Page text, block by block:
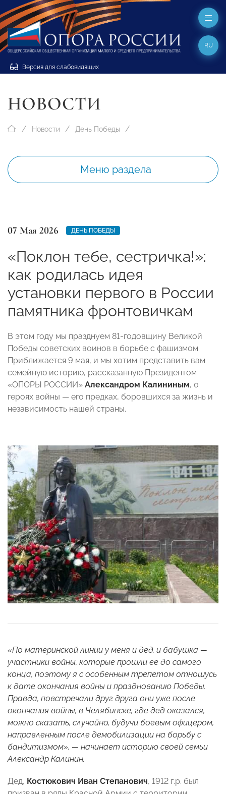
Версия для слабовидящих
RU
НОВОСТИ
Новости День Победы
Меню раздела
07 Мая 2026 ДЕНЬ ПОБЕДЫ
«Поклон тебе, сестричка!»:
как родилась идея
установки первого в России
памятника фронтовичкам
В этом году мы празднуем 81-годовщину Великой
Победы советских воинов в борьбе с фашизмом.
Приближается 9 мая, и мы хотим представить вам
семейную историю, рассказанную Президентом
«ОПОРЫ РОССИИ» Александром Калининым, о
героях войны — его предках, боровшихся за жизнь и
независимость нашей страны.
«По материнской линии у меня и дед, и бабушка —
участники войны, которые прошли ее до самого
конца, поэтому я с особенным трепетом отношусь
к дате окончания войны и празднованию Победы.
Правда, повстречали друг друга они уже после
окончания войны, в Челябинске, где дед оказался,
можно сказать, случайно, будучи боевым офицером,
направленным после демобилизации на борьбу с
бандитизмом», — начинает историю своей семьи
Александр Калинин.
Дед, Костюкович Иван Степанович, 1912 г.р. был